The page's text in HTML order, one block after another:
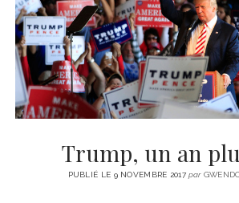
CINÉMA
LITTÉRATURE
ÉCONOMIE
SPORT
MÉDIAS
SANTÉ
instagram
email
Trump, un an
PUBLIÉ LE 9 NOVEMBRE 2017par